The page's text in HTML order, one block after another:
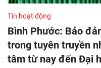
Tin hoạt động
Bình Phước: Bảo
trong tuyên truyền
tâm từ nay đến Đại